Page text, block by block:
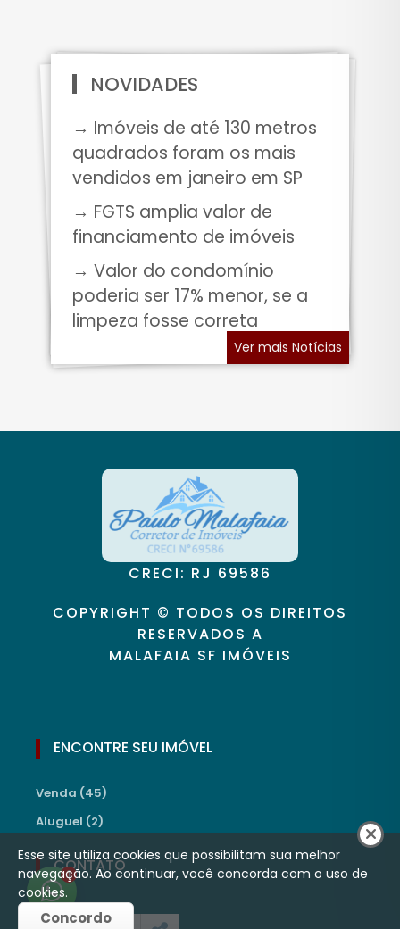
NOVIDADES
→ Imóveis de até 130 metros
quadrados foram os mais
vendidos em janeiro em SP
→ FGTS amplia valor de
financiamento de imóveis
→ Valor do condomínio
poderia ser 17% menor, se a
limpeza fosse correta
Ver mais Notícias
CRECI: RJ 69586
COPYRIGHT © TODOS OS DIREITOS
RESERVADOS A
MALAFAIA SF IMÓVEIS
ENCONTRE SEU IMÓVEL
Venda (45)
Aluguel (2)
CONTATO
Telefones:
1
Esse site utiliza cookies que possibilitam sua melhor
navegação. Ao continuar, você concorda com o uso de
cookies.
Concordo